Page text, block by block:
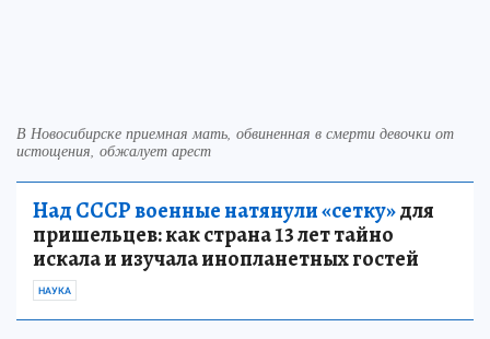
В Новосибирске приемная мать, обвиненная в смерти девочки от
истощения, обжалует арест
Над СССР военные натянули «сетку»для
пришельцев: как страна 13 лет тайно
искала и изучала инопланетных гостей
НАУКА